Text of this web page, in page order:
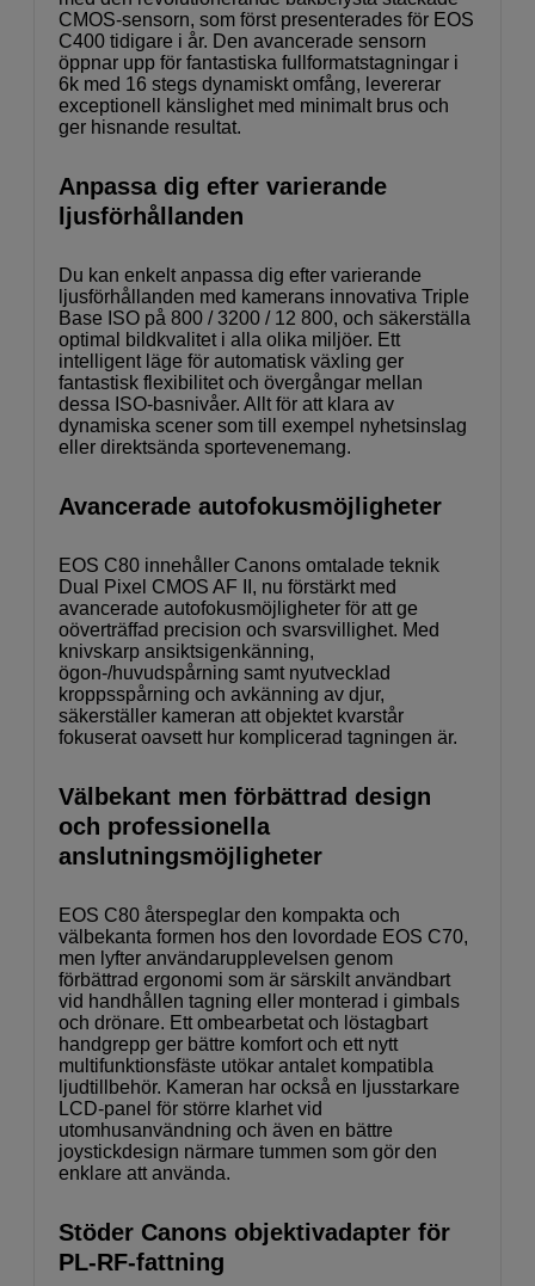
CMOS-sensorn, som först presenterades för EOS
C400 tidigare i år. Den avancerade sensorn
öppnar upp för fantastiska fullformatstagningar i
6k med 16 stegs dynamiskt omfång, levererar
exceptionell känslighet med minimalt brus och
ger hisnande resultat.
Anpassa dig efter varierande
ljusförhållanden
Du kan enkelt anpassa dig efter varierande
ljusförhållanden med kamerans innovativa Triple
Base ISO på 800 / 3200 / 12 800, och säkerställa
optimal bildkvalitet i alla olika miljöer. Ett
intelligent läge för automatisk växling ger
fantastisk flexibilitet och övergångar mellan
dessa ISO-basnivåer. Allt för att klara av
dynamiska scener som till exempel nyhetsinslag
eller direktsända sportevenemang.
Avancerade autofokusmöjligheter
EOS C80 innehåller Canons omtalade teknik
Dual Pixel CMOS AF II, nu förstärkt med
avancerade autofokusmöjligheter för att ge
oöverträffad precision och svarsvillighet. Med
knivskarp ansiktsigenkänning,
ögon-/huvudspårning samt nyutvecklad
kroppsspårning och avkänning av djur,
säkerställer kameran att objektet kvarstår
fokuserat oavsett hur komplicerad tagningen är.
Välbekant men förbättrad design
och professionella
anslutningsmöjligheter
EOS C80 återspeglar den kompakta och
välbekanta formen hos den lovordade EOS C70,
men lyfter användarupplevelsen genom
förbättrad ergonomi som är särskilt användbart
vid handhållen tagning eller monterad i gimbals
och drönare. Ett ombearbetat och löstagbart
handgrepp ger bättre komfort och ett nytt
multifunktionsfäste utökar antalet kompatibla
ljudtillbehör. Kameran har också en ljusstarkare
LCD-panel för större klarhet vid
utomhusanvändning och även en bättre
joystickdesign närmare tummen som gör den
enklare att använda.
Stöder Canons objektivadapter för
PL-RF-fattning